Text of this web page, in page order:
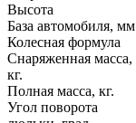
Высота
База автомобиля, мм
Колесная формула
Снаряженная масса,
кг.
Полная масса, кг.
Угол поворота